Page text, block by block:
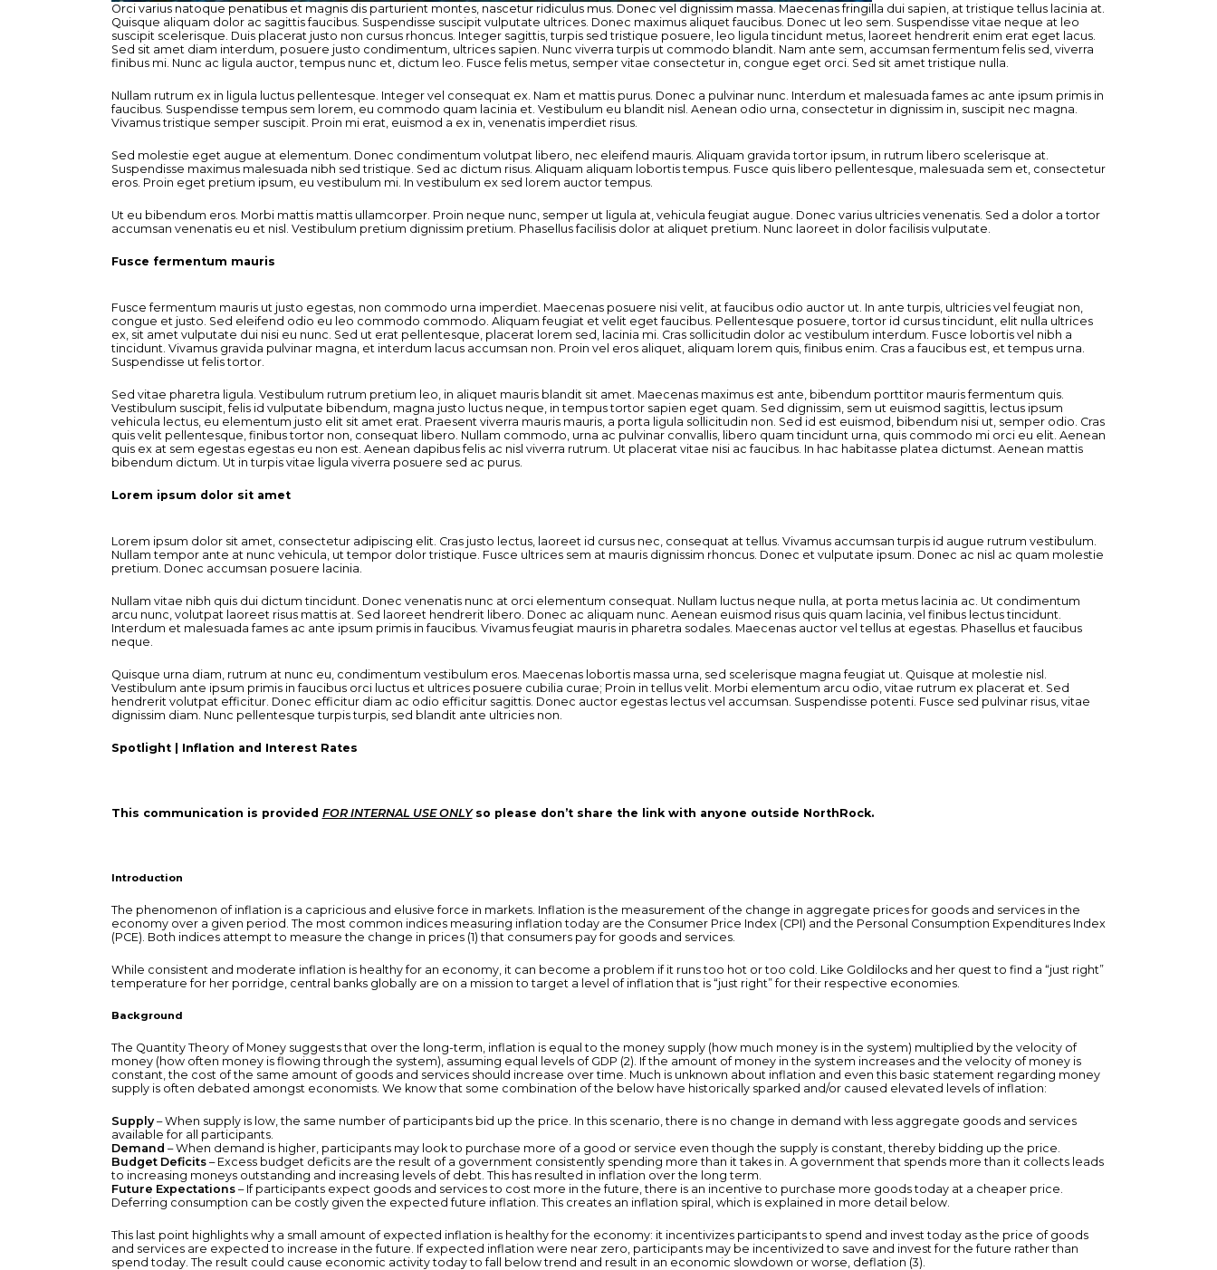
Orci varius natoque penatibus et magnis dis parturient montes, nascetur ridiculus mus. Donec vel dignissim massa. Maecenas fringilla dui sapien, at tristique tellus lacinia at.
Quisque aliquam dolor ac sagittis faucibus. Suspendisse suscipit vulputate ultrices. Donec maximus aliquet faucibus. Donec ut leo sem. Suspendisse vitae neque at leo
suscipit scelerisque. Duis placerat justo non cursus rhoncus. Integer sagittis, turpis sed tristique posuere, leo ligula tincidunt metus, laoreet hendrerit enim erat eget lacus.
Sed sit amet diam interdum, posuere justo condimentum, ultrices sapien. Nunc viverra turpis ut commodo blandit. Nam ante sem, accumsan fermentum felis sed, viverra
finibus mi. Nunc ac ligula auctor, tempus nunc et, dictum leo. Fusce felis metus, semper vitae consectetur in, congue eget orci. Sed sit amet tristique nulla.
Nullam rutrum ex in ligula luctus pellentesque. Integer vel consequat ex. Nam et mattis purus. Donec a pulvinar nunc. Interdum et malesuada fames ac ante ipsum primis in
faucibus. Suspendisse tempus sem lorem, eu commodo quam lacinia et. Vestibulum eu blandit nisl. Aenean odio urna, consectetur in dignissim in, suscipit nec magna.
Vivamus tristique semper suscipit. Proin mi erat, euismod a ex in, venenatis imperdiet risus.
Sed molestie eget augue at elementum. Donec condimentum volutpat libero, nec eleifend mauris. Aliquam gravida tortor ipsum, in rutrum libero scelerisque at.
Suspendisse maximus malesuada nibh sed tristique. Sed ac dictum risus. Aliquam aliquam lobortis tempus. Fusce quis libero pellentesque, malesuada sem et, consectetur
eros. Proin eget pretium ipsum, eu vestibulum mi. In vestibulum ex sed lorem auctor tempus.
Ut eu bibendum eros. Morbi mattis mattis ullamcorper. Proin neque nunc, semper ut ligula at, vehicula feugiat augue. Donec varius ultricies venenatis. Sed a dolor a tortor
accumsan venenatis eu et nisl. Vestibulum pretium dignissim pretium. Phasellus facilisis dolor at aliquet pretium. Nunc laoreet in dolor facilisis vulputate.
Fusce fermentum mauris
Fusce fermentum mauris ut justo egestas, non commodo urna imperdiet. Maecenas posuere nisi velit, at faucibus odio auctor ut. In ante turpis, ultricies vel feugiat non,
congue et justo. Sed eleifend odio eu leo commodo commodo. Aliquam feugiat et velit eget faucibus. Pellentesque posuere, tortor id cursus tincidunt, elit nulla ultrices
ex, sit amet vulputate dui nisi eu nunc. Sed ut erat pellentesque, placerat lorem sed, lacinia mi. Cras sollicitudin dolor ac vestibulum interdum. Fusce lobortis vel nibh a
tincidunt. Vivamus gravida pulvinar magna, et interdum lacus accumsan non. Proin vel eros aliquet, aliquam lorem quis, finibus enim. Cras a faucibus est, et tempus urna.
Suspendisse ut felis tortor.
Sed vitae pharetra ligula. Vestibulum rutrum pretium leo, in aliquet mauris blandit sit amet. Maecenas maximus est ante, bibendum porttitor mauris fermentum quis.
Vestibulum suscipit, felis id vulputate bibendum, magna justo luctus neque, in tempus tortor sapien eget quam. Sed dignissim, sem ut euismod sagittis, lectus ipsum
vehicula lectus, eu elementum justo elit sit amet erat. Praesent viverra mauris mauris, a porta ligula sollicitudin non. Sed id est euismod, bibendum nisi ut, semper odio. Cras
quis velit pellentesque, finibus tortor non, consequat libero. Nullam commodo, urna ac pulvinar convallis, libero quam tincidunt urna, quis commodo mi orci eu elit. Aenean
quis ex at sem egestas egestas eu non est. Aenean dapibus felis ac nisl viverra rutrum. Ut placerat vitae nisi ac faucibus. In hac habitasse platea dictumst. Aenean mattis
bibendum dictum. Ut in turpis vitae ligula viverra posuere sed ac purus.
Lorem ipsum dolor sit amet
Lorem ipsum dolor sit amet, consectetur adipiscing elit. Cras justo lectus, laoreet id cursus nec, consequat at tellus. Vivamus accumsan turpis id augue rutrum vestibulum.
Nullam tempor ante at nunc vehicula, ut tempor dolor tristique. Fusce ultrices sem at mauris dignissim rhoncus. Donec et vulputate ipsum. Donec ac nisl ac quam molestie
pretium. Donec accumsan posuere lacinia.
Nullam vitae nibh quis dui dictum tincidunt. Donec venenatis nunc at orci elementum consequat. Nullam luctus neque nulla, at porta metus lacinia ac. Ut condimentum
arcu nunc, volutpat laoreet risus mattis at. Sed laoreet hendrerit libero. Donec ac aliquam nunc. Aenean euismod risus quis quam lacinia, vel finibus lectus tincidunt.
Interdum et malesuada fames ac ante ipsum primis in faucibus. Vivamus feugiat mauris in pharetra sodales. Maecenas auctor vel tellus at egestas. Phasellus et faucibus
neque.
Quisque urna diam, rutrum at nunc eu, condimentum vestibulum eros. Maecenas lobortis massa urna, sed scelerisque magna feugiat ut. Quisque at molestie nisl.
Vestibulum ante ipsum primis in faucibus orci luctus et ultrices posuere cubilia curae; Proin in tellus velit. Morbi elementum arcu odio, vitae rutrum ex placerat et. Sed
hendrerit volutpat efficitur. Donec efficitur diam ac odio efficitur sagittis. Donec auctor egestas lectus vel accumsan. Suspendisse potenti. Fusce sed pulvinar risus, vitae
dignissim diam. Nunc pellentesque turpis turpis, sed blandit ante ultricies non.
Spotlight | Inflation and Interest Rates
This communication is provided FOR INTERNAL USE ONLY so please don’t share the link with anyone outside NorthRock.
Introduction
The phenomenon of inflation is a capricious and elusive force in markets. Inflation is the measurement of the change in aggregate prices for goods and services in the
economy over a given period. The most common indices measuring inflation today are the Consumer Price Index (CPI) and the Personal Consumption Expenditures Index
(PCE). Both indices attempt to measure the change in prices (1) that consumers pay for goods and services.
While consistent and moderate inflation is healthy for an economy, it can become a problem if it runs too hot or too cold. Like Goldilocks and her quest to find a “just right”
temperature for her porridge, central banks globally are on a mission to target a level of inflation that is “just right” for their respective economies.
Background
The Quantity Theory of Money suggests that over the long-term, inflation is equal to the money supply (how much money is in the system) multiplied by the velocity of
money (how often money is flowing through the system), assuming equal levels of GDP (2). If the amount of money in the system increases and the velocity of money is
constant, the cost of the same amount of goods and services should increase over time. Much is unknown about inflation and even this basic statement regarding money
supply is often debated amongst economists. We know that some combination of the below have historically sparked and/or caused elevated levels of inflation:
Supply– When supply is low, the same number of participants bid up the price. In this scenario, there is no change in demand with less aggregate goods and services
available for all participants.
Demand – When demand is higher, participants may look to purchase more of a good or service even though the supply is constant, thereby bidding up the price.
Budget Deficits– Excess budget deficits are the result of a government consistently spending more than it takes in. A government that spends more than it collects leads
to increasing moneys outstanding and increasing levels of debt. This has resulted in inflation over the long term.
Future Expectations– If participants expect goods and services to cost more in the future, there is an incentive to purchase more goods today at a cheaper price.
Deferring consumption can be costly given the expected future inflation. This creates an inflation spiral, which is explained in more detail below.
This last point highlights why a small amount of expected inflation is healthy for the economy: it incentivizes participants to spend and invest today as the price of goods
and services are expected to increase in the future. If expected inflation were near zero, participants may be incentivized to save and invest for the future rather than
spend today. The result could cause economic activity today to fall below trend and result in an economic slowdown or worse, deflation (3).